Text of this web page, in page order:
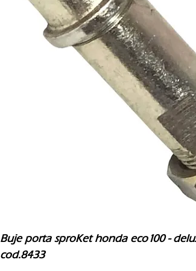
Buje porta sproKet honda eco100 -
cod.8433